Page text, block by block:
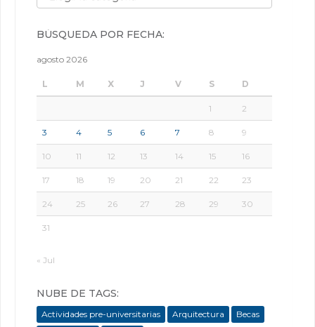
BÚSQUEDA POR FECHA:
agosto 2026
L M X J V S D
1 2
3 4 5 6 7 8 9
10 11 12 13 14 15 16
17 18 19 20 21 22 23
24 25 26 27 28 29 30
31
« Jul
NUBE DE TAGS:
Actividades pre-universitarias Arquitectura
Becas